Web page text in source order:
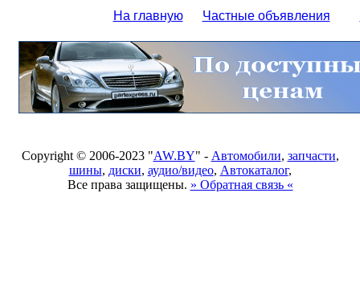
На главную Частные объявления
Copyright © 2006-2023 "AW.BY" - Автомобили, запчасти,
шины, диски, аудио/видео, Автокаталог,
Все права защищены. » Обратная связь «